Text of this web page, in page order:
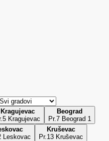
Kragujevac
Kragujevac
Beograd
Pr.7 Beograd 1
Leskovac
Kruševac
Pr.13 Kruševac